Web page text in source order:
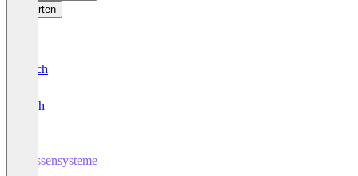
Bewerten
Deutsch
English
Kassensysteme